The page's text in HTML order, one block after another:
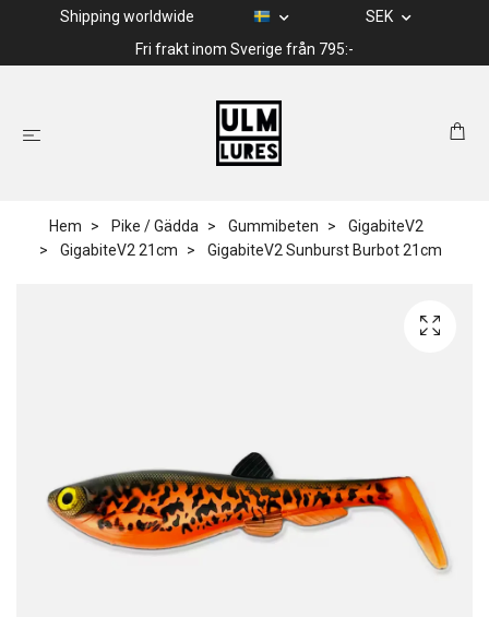
Shipping worldwide
SEK
Fri frakt inom Sverige från 795:-
Hem Pike / Gädda Gummibeten
GigabiteV2
GigabiteV2 21cm
GigabiteV2 Sunburst Burbot 21cm